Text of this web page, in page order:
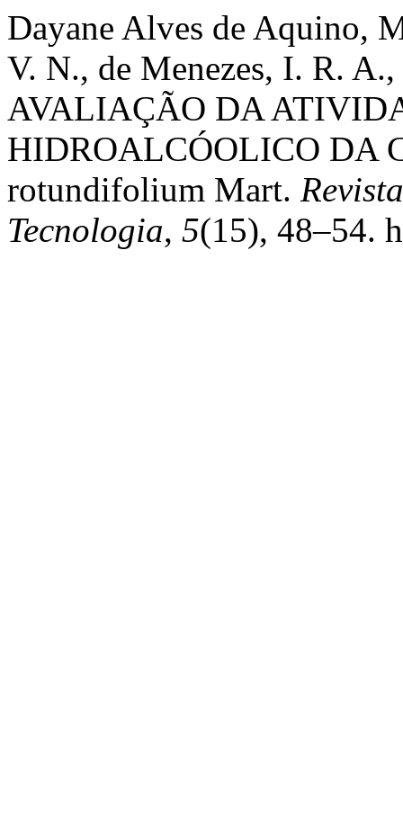
Dayane Alves de Aquino,
V. N., de Menezes, I. R.
AVALIAÇÃO DA
HIDROALCÓOLICO DA
rotundifolium Mart.
Tecnologia, 5(15), 48–54.